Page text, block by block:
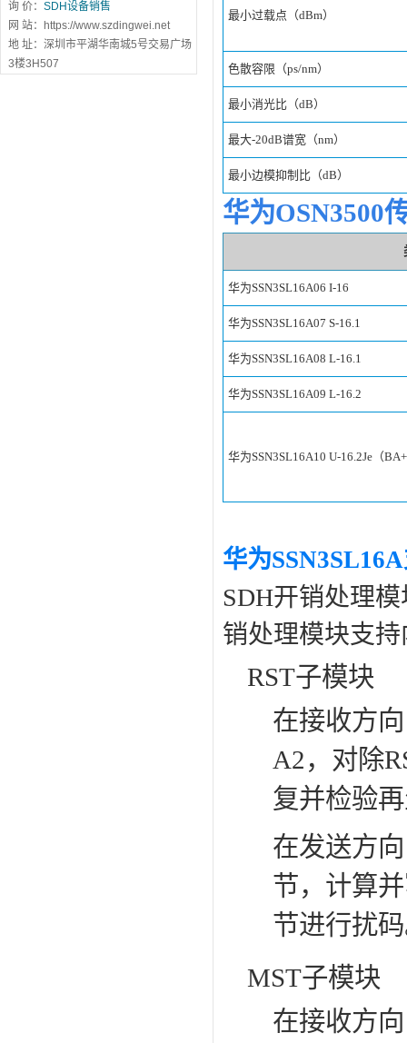
询 价： SDH设备销售
网 站：https://www.szdingwei.net
地 址：深圳市平湖华南城5号交易广场
3楼3H507
最小过载点（dBm）
色散容限（ps/nm）
最小消光比（dB）
最大-20dB谱宽（nm）
最小边模抑制比（dB）
华为OSN3500
华为SSN3SL16A06 I-16
华为SSN3SL16A07 S-16.1
华为SSN3SL16A08 L-16.1
华为SSN3SL16A09 L-16.2
华为SSN3SL16A10 U-16.2Je（
华为
SDH开销处理
销处理模块支
RST子模块
在接收方
A2，对除
复并检验
在发送方
节，计算
节进行扰
MST子模块
在接收方